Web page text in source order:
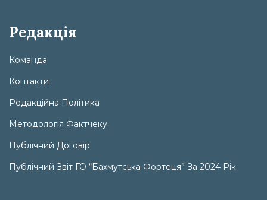
Редакція
Команда
Контакти
Редакційна Політика
Методологія Фактчеку
Публічний Договір
Публічний Звіт ГО “Бахмутська Фортеця” За 2024 Рік